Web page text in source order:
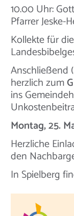
10.00 Uhr:
Pfarrer Jeske-
Kollekte für
Anschließend
herzlich zum
ins
Montag, 25.
Herzliche
den
In Spielberg